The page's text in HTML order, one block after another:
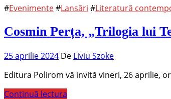
#Evenimente#Lansări #Literatură
Cosmin Perța, „Trilogia lui
25 aprilie 2024 De Liviu Szoke
Editura Polirom vă invită vineri, 26 aprilie,
Continuă lectura